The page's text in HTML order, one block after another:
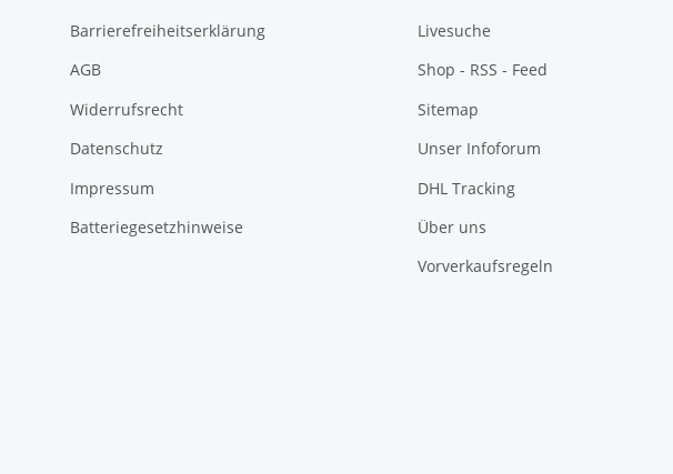
Barrierefreiheitserklärung
AGB
Widerrufsrecht
Datenschutz
Impressum
Batteriegesetzhinweise
Livesuche
Shop - RSS - Feed
Sitemap
Unser Infoforum
DHL Tracking
Über uns
Vorverkaufsregeln